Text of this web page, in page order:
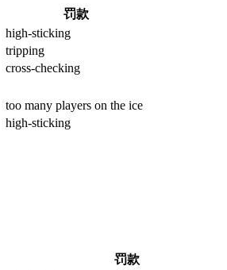
罚款
high-sticking
tripping
cross-checking
too many players on the ice
high-sticking
罚款